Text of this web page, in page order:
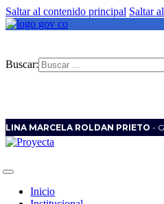
Saltar al contenido principal Saltar
Buscar:
LINA MARCELA ROLDAN PRIETO -
Inicio